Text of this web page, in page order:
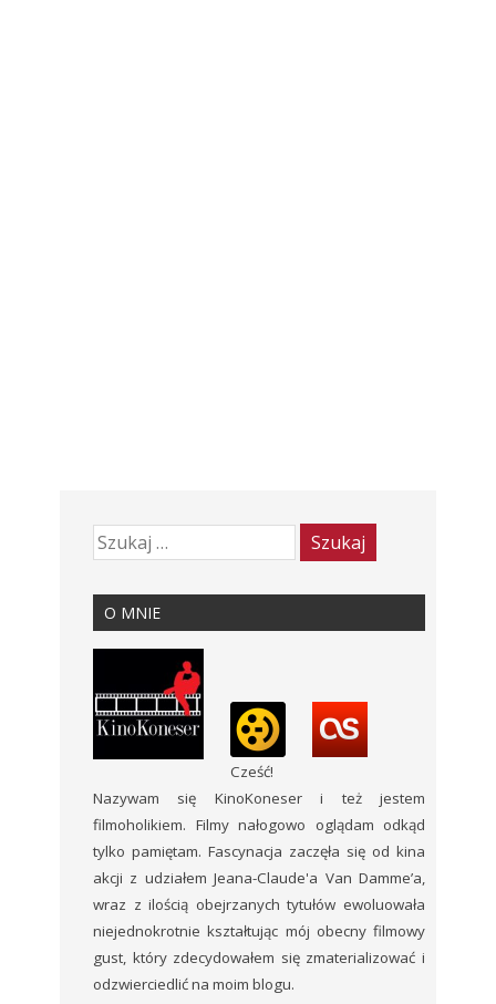
O MNIE
Cześć!
Nazywam się KinoKoneser i też jestem
filmoholikiem. Filmy nałogowo oglądam odkąd
tylko pamiętam. Fascynacja zaczęła się od kina
akcji z udziałem Jeana-Claude'a Van Damme’a,
wraz z ilością obejrzanych tytułów ewoluowała
niejednokrotnie kształtując mój obecny filmowy
gust, który zdecydowałem się zmaterializować i
odzwierciedlić na moim blogu.